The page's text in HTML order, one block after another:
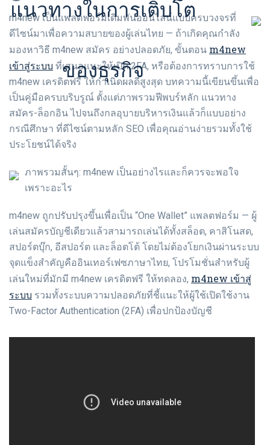
แนวทางในการเติบโต
ของธุรกิจ
m4new เป็นแพลตฟอร์มเดิมพันออนไลน์แบบครบวงจรที่
ดีไซน์มาเพื่อความสบายของผู้เล่นไทย — ถ้าเกิดคุณกำลัง
มองหาวิธี m4new สมัคร อย่างปลอดภัย, ขั้นตอน m4new
เข้าสู่ระบบ ที่เสนอแนะให้เปิด 2FA, หรือต้องการทราบการใช้
m4new เครดิตฟรี ให้กำเนิดผลดีสูงสุด บทความนี้เขียนขึ้นเพื่อ
เป็นคู่มือครบบริบรูณ์ ตั้งแต่ภาพรวมฟีพบร์หลัก แนวทาง
สมัคร-ล็อกอิน ไปจนถึงกลอุบายบริหารเงินแล้วก็แบบอย่าง
กรณีศึกษา ที่ดีไซน์ตามหลัก SEO เพื่อคุณอ่านง่ายรวมทั้งใช้
ประโยชน์ได้จริง
ภาพรวมสั้นๆ: m4new เป็นอย่างไรและก็ควรจะพอใจ
เพราะอะไร
m4new ถูกปรับปรุงขึ้นเพื่อเป็น “One Wallet” แพลตฟอร์ม — ผู้
เล่นสมัครบัญชีเดียวแล้วสามารถเล่นได้ทั้งสล็อต, คาสิโนสด,
สปอร์ตบุ๊ก, อีสปอร์ต และล็อตโต้ โดยไม่ต้องโยกเงินผ่านระบบ
จุดแข็งสำคัญคืออินเทอร์เฟซภาษาไทย, โปรโมชั่นสำหรับผู้
เล่นใหม่ที่มักมี m4new เครดิตฟรี ให้ทดลอง, m4new เข้าสู่
ระบบ รวมทั้งระบบความปลอดภัยที่ชี้แนะให้ผู้ใช้เปิดใช้งาน
Two-Factor Authentication (2FA) เพื่อปกป้องบัญชี